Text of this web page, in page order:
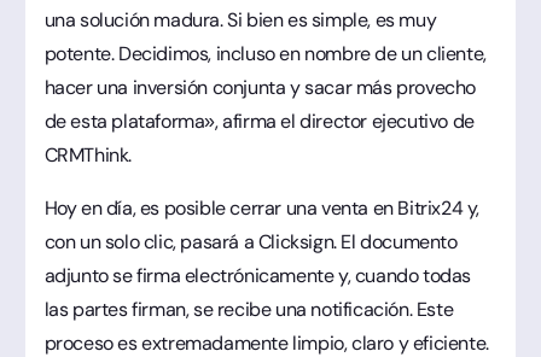
una solución madura. Si bien es simple, es muy
potente. Decidimos, incluso en nombre de un cliente,
hacer una inversión conjunta y sacar más provecho
de esta plataforma», afirma el director ejecutivo de
CRMThink.
Hoy en día, es posible cerrar una venta en Bitrix24 y,
con un solo clic, pasará a Clicksign. El documento
adjunto se firma electrónicamente y, cuando todas
las partes firman, se recibe una notificación. Este
proceso es extremadamente limpio, claro y eficiente.